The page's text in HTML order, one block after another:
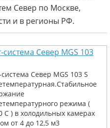
Север по Москве,
и в регионы РФ.
система Север MGS 103
Север MGS 103 S
режима (
С ) в холодильных камерах
от 4 до 12,5 м3